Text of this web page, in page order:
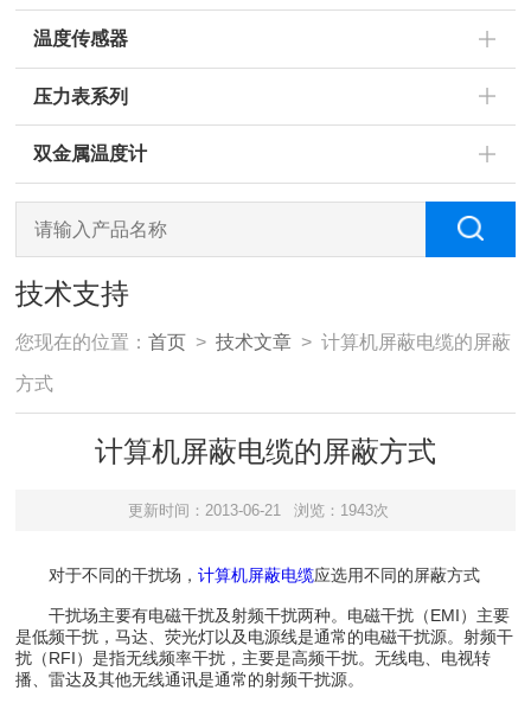
温度传感器
压力表系列
双金属温度计
技术支持
您现在的位置：首页 >技术文章 > 计算机屏蔽电缆的屏蔽
方式
计算机屏蔽电缆的屏蔽方式
更新时间：2013-06-21 浏览：1943次
对于不同的干扰场，计算机屏蔽电缆应选用不同的屏蔽方式
干扰场主要有电磁干扰及射频干扰两种。电磁干扰（EMI）主要
是低频干扰，马达、荧光灯以及电源线是通常的电磁干扰源。射频干
扰（RFI）是指无线频率干扰，主要是高频干扰。无线电、电视转
播、雷达及其他无线通讯是通常的射频干扰源。